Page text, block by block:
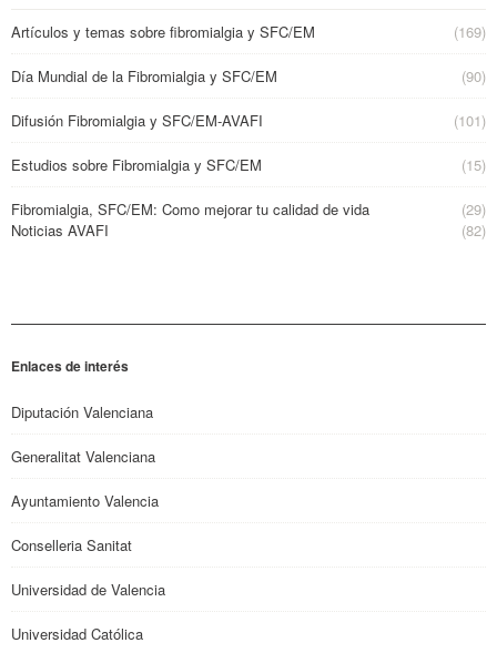
Artículos y temas sobre fibromialgia y SFC/EM (169)
Día Mundial de la Fibromialgia y SFC/EM (90)
Difusión Fibromialgia y SFC/EM-AVAFI (101)
Estudios sobre Fibromialgia y SFC/EM (15)
Fibromialgia, SFC/EM: Como mejorar tu calidad de vida
(29)
Noticias AVAFI
(82)
Enlaces de interés
Diputación Valenciana
Generalitat Valenciana
Ayuntamiento Valencia
Conselleria Sanitat
Universidad de Valencia
Universidad Católica